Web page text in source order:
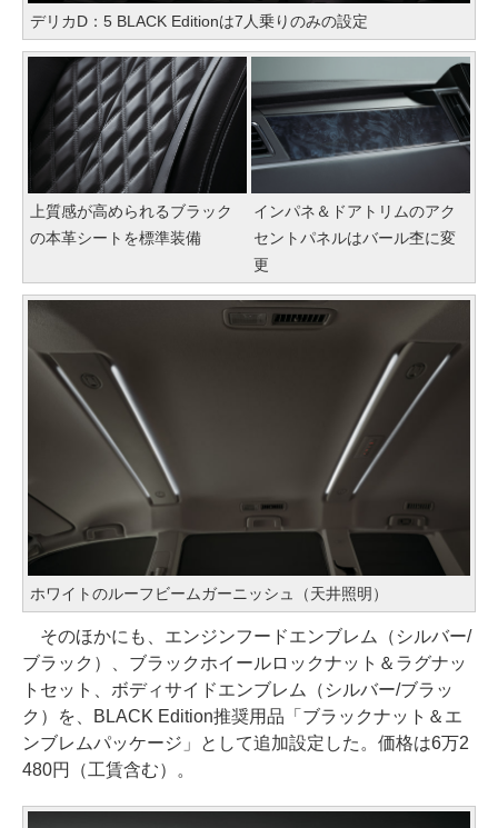
デリカD：5 BLACK Editionは7人乗りのみの設定
上質感が高められるブラック
の本革シートを標準装備
インパネ＆ドアトリムのアク
セントパネルはバール杢に変
更
ホワイトのルーフビームガーニッシュ（天井照明）
そのほかにも、エンジンフードエンブレム（シルバー/
ブラック）、ブラックホイールロックナット＆ラグナッ
トセット、ボディサイドエンブレム（シルバー/ブラッ
ク）を、BLACK Edition推奨用品「ブラックナット＆エ
ンブレムパッケージ」として追加設定した。価格は6万2
480円（工賃含む）。